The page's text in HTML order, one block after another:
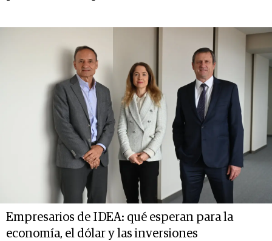
Empresarios de IDEA: qué esperan para la
economía, el dólar y las inversiones